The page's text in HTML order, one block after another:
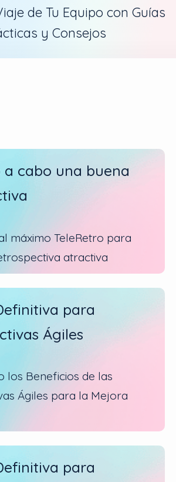
de Tu Equipo con Guías
y Consejos
a cabo una buena
máximo TeleRetro para
atractiva
para
Ágiles
los Beneficios de las
Ágiles para la Mejora
para